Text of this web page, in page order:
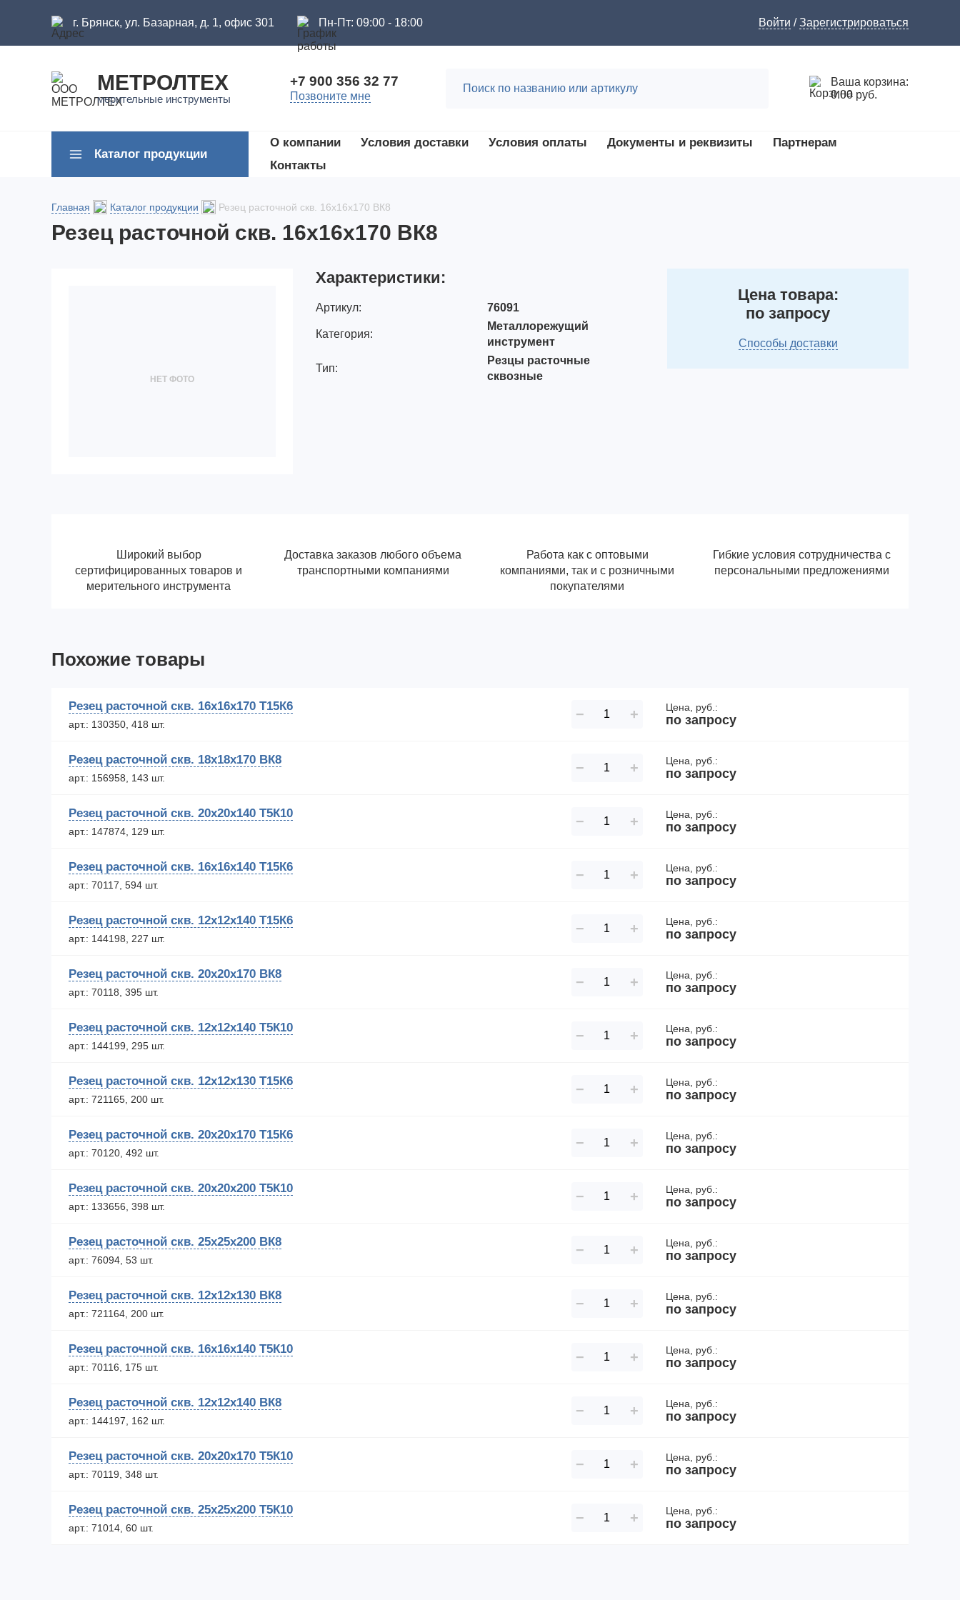
г. Брянск, ул. Базарная, д. 1, офис 301 Пн-Пт: 09:00 - 18:00 Войти /Зарегистрироваться
МЕТРОЛТЕХ
мерительные инструменты
+7 900 356 32 77
Позвоните мне
Ваша корзина:
0.00 руб.
Каталог продукции
О компании Условия доставки Условия оплаты Документы и реквизиты
Партнерам
Контакты
Главная Каталог продукции Резец расточной скв. 16х16х170 ВК8
Резец расточной скв. 16х16х170 ВК8
НЕТ ФОТО
Характеристики:
Артикул: 76091
Категория:
Металлорежущий
инструмент
Тип:
Резцы расточные
сквозные
Цена товара:
по запросу
Способы доставки
Широкий выбор
сертифицированных товаров и
мерительного инструмента
Доставка заказов любого объема
транспортными компаниями
Работа как с оптовыми
компаниями, так и с розничными
покупателями
Гибкие условия сотрудничества с
персональными предложениями
Похожие товары
Резец расточной скв. 16х16х170 Т15К6
арт.: 130350, 418 шт.
− + Цена, руб.:
по запросу
Резец расточной скв. 18х18х170 ВК8
арт.: 156958, 143 шт.
− + Цена, руб.:
по запросу
Резец расточной скв. 20х20х140 Т5К10
арт.: 147874, 129 шт.
− + Цена, руб.:
по запросу
Резец расточной скв. 16х16х140 Т15К6
арт.: 70117, 594 шт.
− + Цена, руб.:
по запросу
Резец расточной скв. 12х12х140 Т15К6
арт.: 144198, 227 шт.
− + Цена, руб.:
по запросу
Резец расточной скв. 20х20х170 ВК8
арт.: 70118, 395 шт.
− + Цена, руб.:
по запросу
Резец расточной скв. 12х12х140 Т5К10
арт.: 144199, 295 шт.
− + Цена, руб.:
по запросу
Резец расточной скв. 12х12х130 Т15К6
арт.: 721165, 200 шт.
− + Цена, руб.:
по запросу
Резец расточной скв. 20х20х170 Т15К6
арт.: 70120, 492 шт.
− + Цена, руб.:
по запросу
Резец расточной скв. 20х20х200 Т5К10
арт.: 133656, 398 шт.
− + Цена, руб.:
по запросу
Резец расточной скв. 25х25х200 ВК8
арт.: 76094, 53 шт.
− + Цена, руб.:
по запросу
Резец расточной скв. 12х12х130 ВК8
арт.: 721164, 200 шт.
− + Цена, руб.:
по запросу
Резец расточной скв. 16х16х140 Т5К10
арт.: 70116, 175 шт.
− + Цена, руб.:
по запросу
Резец расточной скв. 12х12х140 ВК8
арт.: 144197, 162 шт.
− + Цена, руб.:
по запросу
Резец расточной скв. 20х20х170 Т5К10
арт.: 70119, 348 шт.
− + Цена, руб.:
по запросу
Резец расточной скв. 25х25х200 Т5К10
арт.: 71014, 60 шт.
− + Цена, руб.:
по запросу